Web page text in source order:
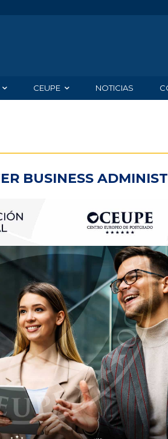
CEUPE NOTICIAS
BUSINESS